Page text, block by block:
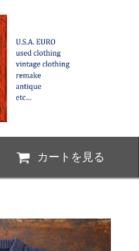
カートを見る